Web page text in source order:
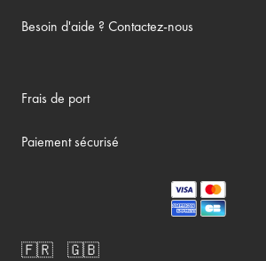
Besoin d'aide ? Contactez-nous
Frais de port
Paiement sécurisé
🇫🇷 🇬🇧